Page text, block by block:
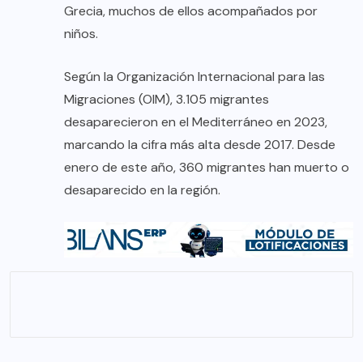
Grecia, muchos de ellos acompañados por
niños.
Según la Organización Internacional para las
Migraciones (OIM), 3.105 migrantes
desaparecieron en el Mediterráneo en 2023,
marcando la cifra más alta desde 2017. Desde
enero de este año, 360 migrantes han muerto o
desaparecido en la región.